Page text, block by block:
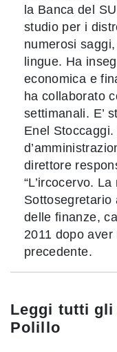
la Banca del
studio per i
numerosi
lingue. Ha
economica e
ha collaborato
settimanali. E’
Enel
direttore
“L’ircocervo.
Sottosegretario
delle finanze,
2011 dopo
precedente.
Leggi tutti
Polillo